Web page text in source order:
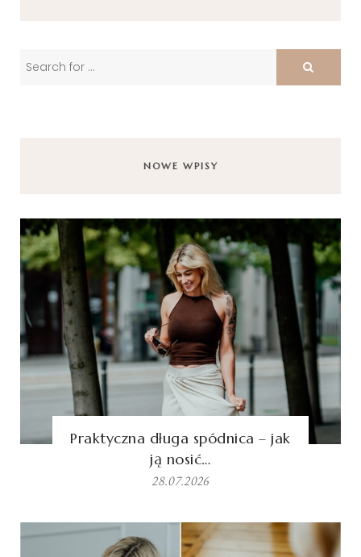
NOWE WPISY
Praktyczna długa spódnica – jak
ją nosić…
28.07.2026